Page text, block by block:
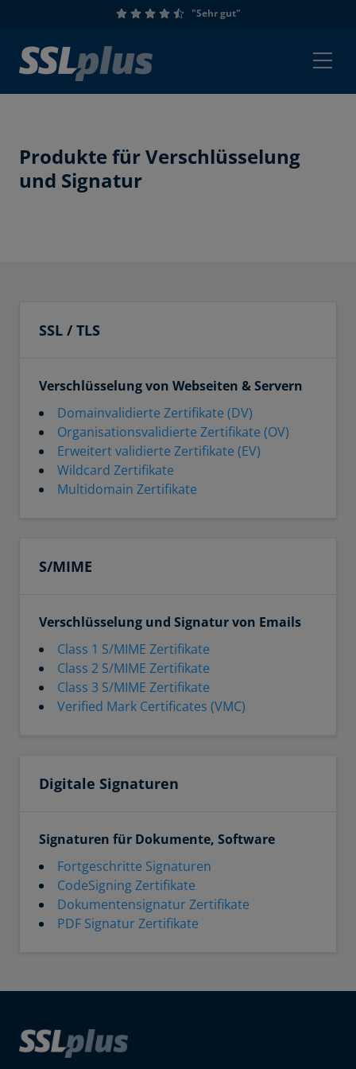
"Sehr gut"
Produkte für Verschlüsselung
und Signatur
SSL / TLS
Verschlüsselung von Webseiten & Servern
Domainvalidierte Zertifikate (DV)
Organisationsvalidierte Zertifikate (OV)
Erweitert validierte Zertifikate (EV)
Wildcard Zertifikate
Multidomain Zertifikate
S/MIME
Verschlüsselung und Signatur von Emails
Class 1 S/MIME Zertifikate
Class 2 S/MIME Zertifikate
Class 3 S/MIME Zertifikate
Verified Mark Certificates (VMC)
Digitale Signaturen
Signaturen für Dokumente, Software
Fortgeschritte Signaturen
CodeSigning Zertifikate
Dokumentensignatur Zertifikate
PDF Signatur Zertifikate